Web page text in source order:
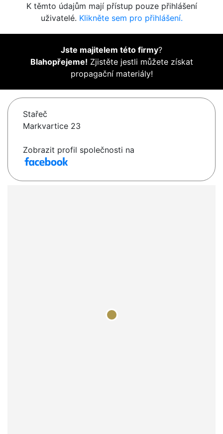
K těmto údajům mají přístup pouze přihlášení
uživatelé. Klikněte sem pro přihlášení.
Jste majitelem této firmy?
Blahopřejeme! Zjistěte jestli můžete získat
propagační materiály!
Stařeč
Markvartice 23
Zobrazit profil společnosti na